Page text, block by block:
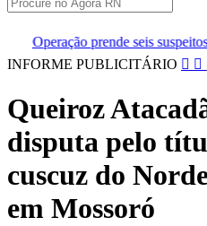
suspeitos de tráfico de drogas
Pular
conteúdo
INFORME PUBLICITÁRIO
Queiroz
disputa pelo
cuscuz do
em Mossoró